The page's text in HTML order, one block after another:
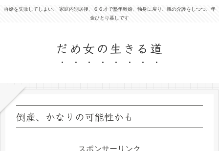
再婚を失敗してしまい、 家庭内別居後、６６才で塾年離婚、独身に戻り、親の介護をしつつ、年
金ひとり暮しです
だめ女の生きる道
倒産、かなりの可能性かも
スポンサーリンク